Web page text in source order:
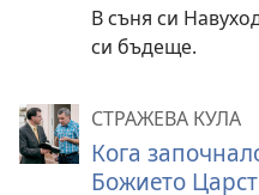
В съня си
си бъдеще.
СТРАЖЕВА КУЛА
Кога
Божието